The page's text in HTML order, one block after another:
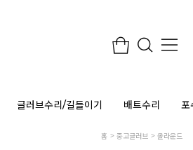
글러브수리/길들이기 배트수리 포
홈 중고글러브 올라운드